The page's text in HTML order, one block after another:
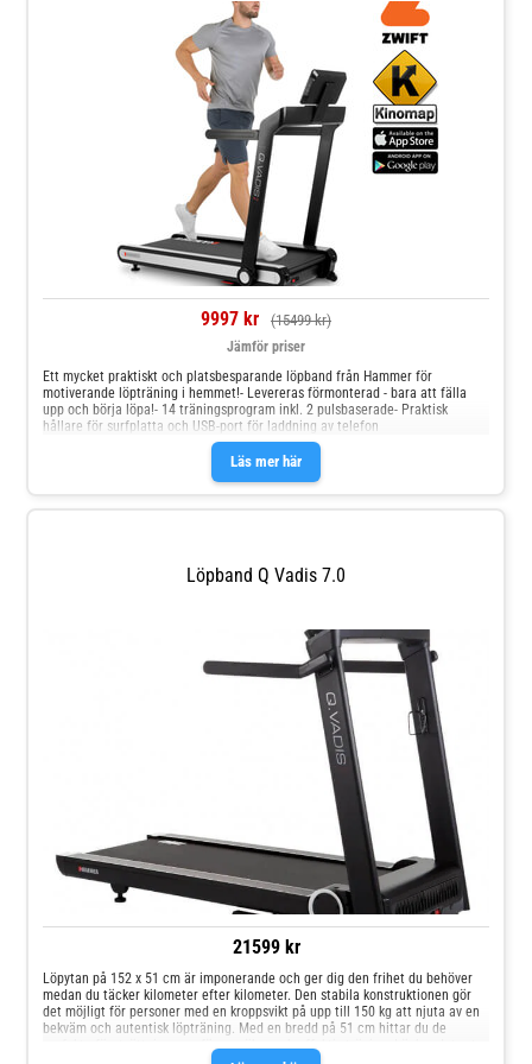
9997 kr (15499 kr)
Läs mer här
Jämför priser
Ett mycket praktiskt och platsbesparande löpband från Hammer för
motiverande löpträning i hemmet!- Levereras förmonterad - bara att fälla
upp och börja löpa!- 14 träningsprogram inkl. 2 pulsbaserade- Praktisk
hållare för surfplatta och USB-port för laddning av telefon
Löpband Q Vadis 7.0
21599 kr
Löpytan på 152 x 51 cm är imponerande och ger dig den frihet du behöver
medan du täcker kilometer efter kilometer. Den stabila konstruktionen gör
det möjligt för personer med en kroppsvikt på upp till 150 kg att njuta av en
bekväm och autentisk löpträning. Med en bredd på 51 cm hittar du de